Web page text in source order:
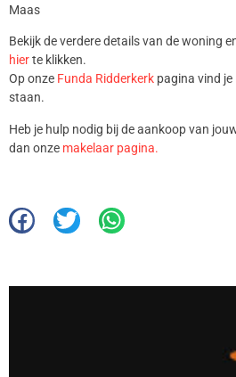
Maas
Bekijk de verdere details van de woning
hierte klikken.
Op onze Funda Ridderkerk pagina vind
staan.
Heb je hulp nodig bij de aankoop van
dan onze makelaar pagina.